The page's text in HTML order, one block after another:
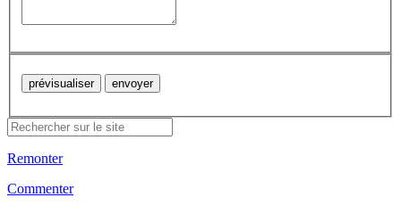
Remonter
Commenter